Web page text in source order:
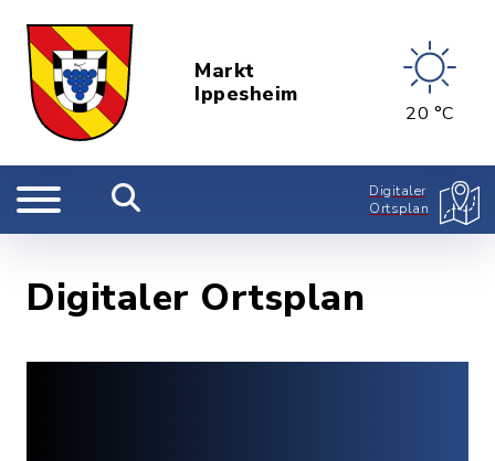
Markt
Ippesheim
20 °C
Digitaler
Ortsplan
Digitaler Ortsplan